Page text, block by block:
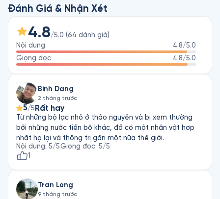
khấu và Điện ảnh Hà Nội, Đại học Mỹ thuật Công nghiệp,… Bà
cũng là tác giả của nhiều cuốn sách như Trang Phục Người
Việt Xưa-Nay, Mỹ Thuật Sân Khấu Việt Nam, Hóa Trang Mặt
Nạ Sân Khấu Tuồng…
Đánh Giá & Nhận Xét
4.8/5.0 (64 đánh giá)
Nội dung
4.8/5.0
Giọng đọc
4.8/5.0
Binh Dang
2 tháng trước
5/5 Rất hay
Từ những bộ lạc nhỏ ở thảo nguyên và bị xem thường
bởi những nước tiến bộ khác, đã có một nhân vật hợp
nhất họ lại và thống trị gần một nữa thế giới.
Nội dung: 5/5Giọng đọc: 5/5
1
Tran Long
9 tháng trước